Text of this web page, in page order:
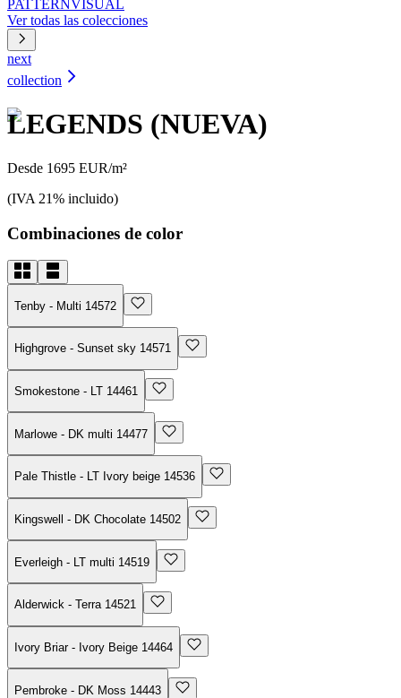
PATTERNVISUAL
Ver todas las colecciones
next
collection
LEGENDS (NUEVA)
Desde 1695 EUR/m²
(IVA 21% incluido)
Combinaciones de color
Tenby - Multi 14572
Highgrove - Sunset sky 14571
Smokestone - LT 14461
Marlowe - DK multi 14477
Pale Thistle - LT Ivory beige 14536
Kingswell - DK Chocolate 14502
Everleigh - LT multi 14519
Alderwick - Terra 14521
Ivory Briar - Ivory Beige 14464
Pembroke - DK Moss 14443